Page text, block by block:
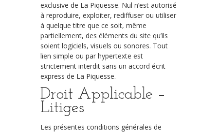
exclusive de La Piquesse. Nul n’est autorisé
à reproduire, exploiter, rediffuser ou utiliser
à quelque titre que ce soit, même
partiellement, des éléments du site qu’ils
soient logiciels, visuels ou sonores. Tout
lien simple ou par hypertexte est
strictement interdit sans un accord écrit
express de La Piquesse.
Droit Applicable –
Litiges
Les présentes conditions générales de